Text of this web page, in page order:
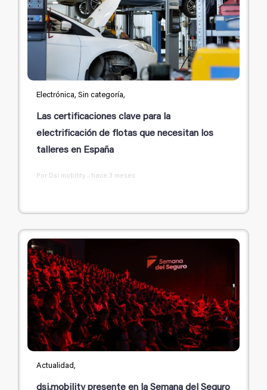
Electrónica, Sin categoría,
Las certificaciones clave para la
electrificación de flotas que necesitan los
talleres en España
Por Dsi mobility - hace 3 meses
Actualidad,
dsi.mobility presente en la Semana del Seguro